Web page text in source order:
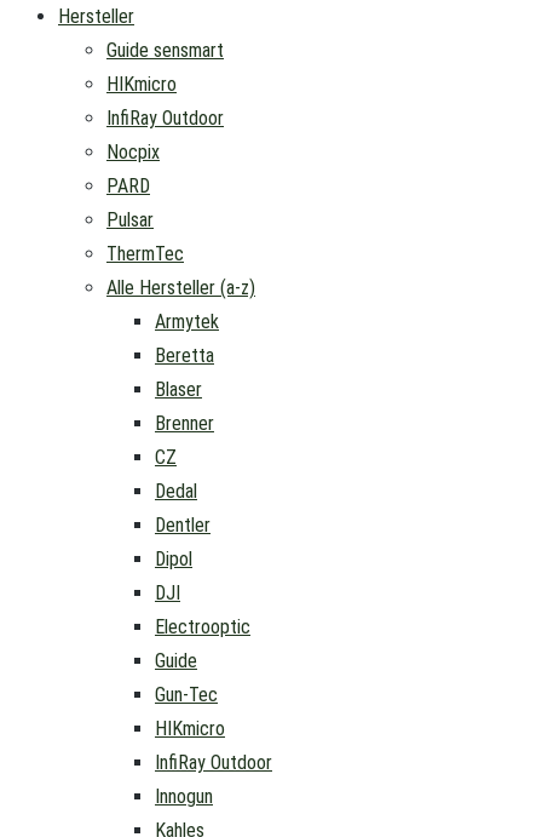
Hersteller
Guide sensmart
HIKmicro
InfiRay Outdoor
Nocpix
PARD
Pulsar
ThermTec
Alle Hersteller (a-z)
Armytek
Beretta
Blaser
Brenner
CZ
Dedal
Dentler
Dipol
DJI
Electrooptic
Guide
Gun-Tec
HIKmicro
InfiRay Outdoor
Innogun
Kahles